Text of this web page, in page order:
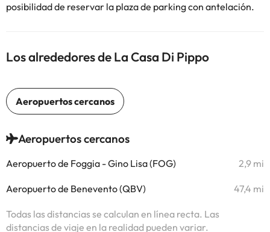
posibilidad de reservar la plaza de parking con antelación.
Los alrededores de La Casa Di Pippo
Aeropuertos cercanos
Aeropuerto de Foggia - Gino Lisa (FOG) 2,9 mi
Aeropuerto de Benevento (QBV) 47,4 mi
Todas las distancias se calculan en línea recta. Las
distancias de viaje en la realidad pueden variar.